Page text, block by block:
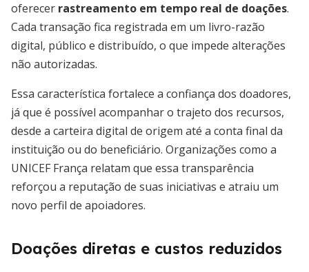
oferecer rastreamento em tempo real de doações.
Cada transação fica registrada em um livro-razão
digital, público e distribuído, o que impede alterações
não autorizadas.
Essa característica fortalece a confiança dos doadores,
já que é possível acompanhar o trajeto dos recursos,
desde a carteira digital de origem até a conta final da
instituição ou do beneficiário. Organizações como a
UNICEF França relatam que essa transparência
reforçou a reputação de suas iniciativas e atraiu um
novo perfil de apoiadores.
Doações diretas e custos reduzidos